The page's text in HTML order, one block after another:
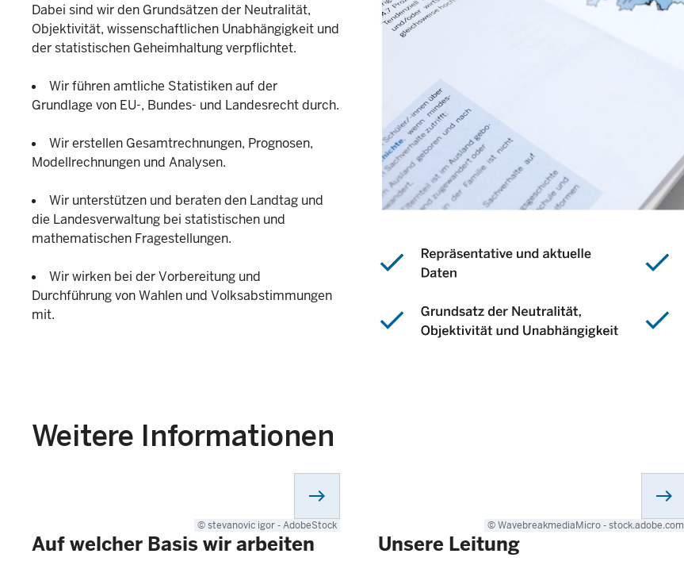
Dabei sind wir den Grundsätzen der Neutralität,
Objektivität, wissenschaftlichen Unabhängigkeit und
der statistischen Geheimhaltung verpflichtet.
Wir führen amtliche Statistiken auf der
Grundlage von EU-, Bundes- und Landesrecht durch.
Wir erstellen Gesamtrechnungen, Prognosen,
Modellrechnungen und Analysen.
Wir unterstützen und beraten den Landtag und
die Landesverwaltung bei statistischen und
mathematischen Fragestellungen.
Wir wirken bei der Vorbereitung und
Durchführung von Wahlen und Volksabstimmungen
mit.
Weitere Informationen
© stevanovic igor - AdobeStock
east
Auf welcher Basis wir arbeiten
© WavebreakmediaMicro - stock.adobe.com
east
Unsere Leitung